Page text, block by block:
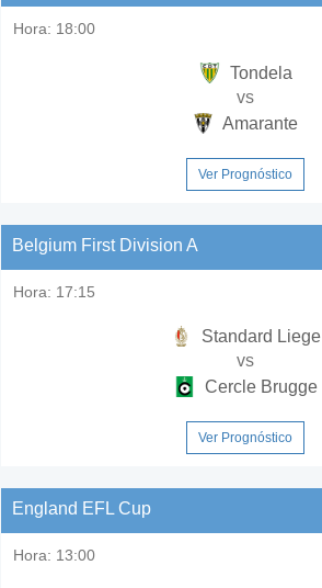
Hora: 18:00
Tondela
vs
Amarante
Ver Prognóstico
Belgium First Division A
Hora: 17:15
Standard Liege
vs
Cercle Brugge
Ver Prognóstico
England EFL Cup
Hora: 13:00